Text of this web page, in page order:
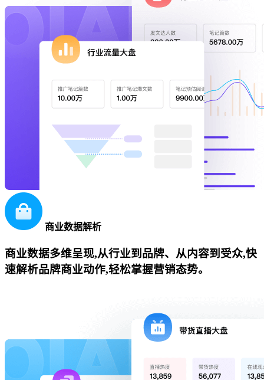
商业数据解析
商业数据多维呈现,从行业到品牌、从内容到受众,快
速解析品牌商业动作,轻松掌握营销态势。